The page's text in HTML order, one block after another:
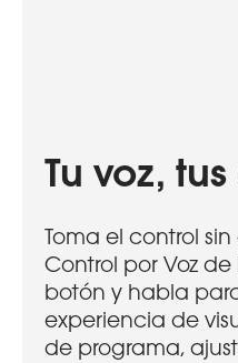
Tu voz,
Toma el control
Control por Voz de
botón y habla
experiencia de
de programa,